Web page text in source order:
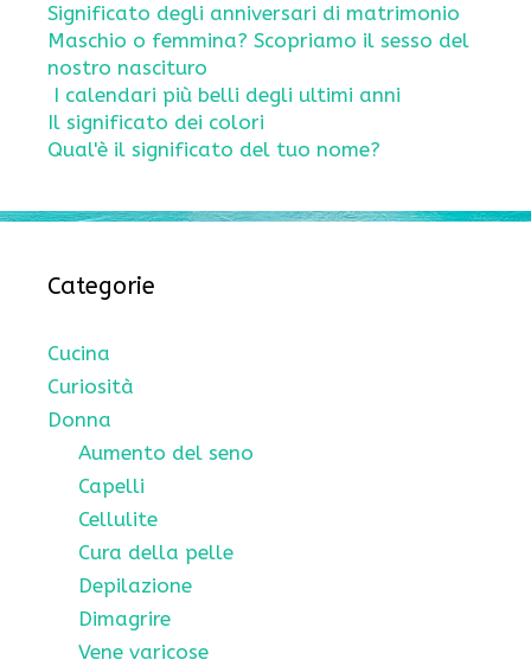
Significato degli anniversari di matrimonio
Maschio o femmina? Scopriamo il sesso del
nostro nascituro
I calendari più belli degli ultimi anni
Il significato dei colori
Qual'è il significato del tuo nome?
Categorie
Cucina
Curiosità
Donna
Aumento del seno
Capelli
Cellulite
Cura della pelle
Depilazione
Dimagrire
Vene varicose